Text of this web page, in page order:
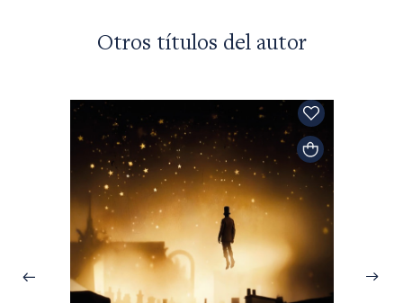
Otros títulos del autor